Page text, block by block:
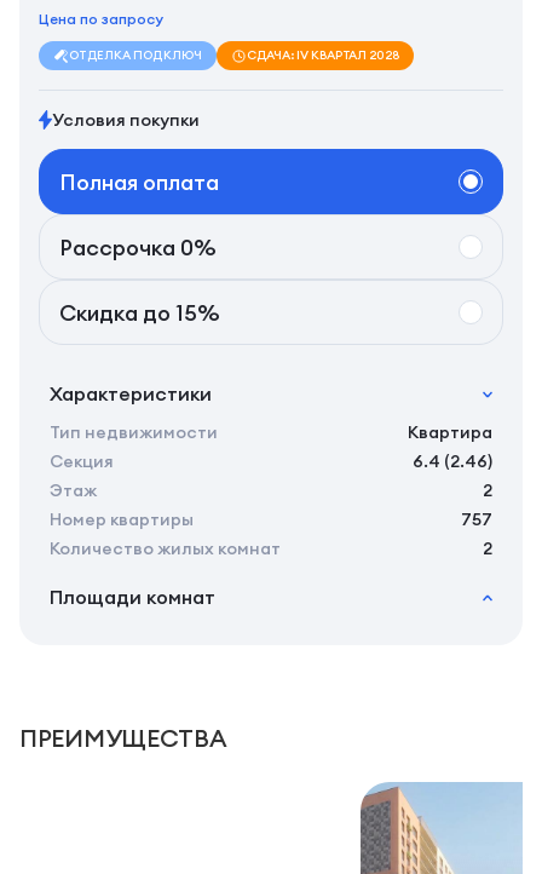
Цена по запросу
ОТДЕЛКА ПОД КЛЮЧ СДАЧА: IV КВАРТАЛ 2028
Условия покупки
Полная оплата
Рассрочка 0%
Скидка до 15%
Характеристики
Тип недвижимости
Квартира
Секция
6.4 (2.46)
Этаж
2
Номер квартиры
757
Количество жилых комнат
2
Площади комнат
Площадь балконов
14,00/9,25 м
ПРЕИМУЩЕСТВА